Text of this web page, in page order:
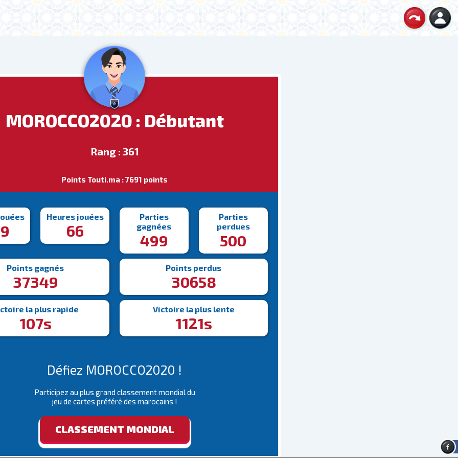
MOROCCO2020 : Débutant
Rang : 361
Points Touti.ma : 7691 points
Heures jouées
66
Parties
gagnées
499
Parties
perdues
500
Points gagnés
37349
Points perdus
30658
la plus rapide
107s
Victoire la plus lente
1121s
Défiez MOROCCO2020 !
Participez au plus grand classement mondial du
jeu de cartes préféré des marocains !
CLASSEMENT MONDIAL